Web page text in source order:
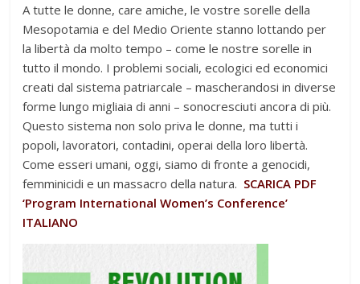
A tutte le donne, care amiche, le vostre sorelle della
Mesopotamia e del Medio Oriente stanno lottando per
la libertà da molto tempo – come le nostre sorelle in
tutto il mondo. I problemi sociali, ecologici ed economici
creati dal sistema patriarcale – mascherandosi in diverse
forme lungo migliaia di anni – sonocresciuti ancora di più.
Questo sistema non solo priva le donne, ma tutti i
popoli, lavoratori, contadini, operai della loro libertà.
Come esseri umani, oggi, siamo di fronte a genocidi,
femminicidi e un massacro della natura. SCARICA PDF
‘Program International Women’s Conference’
ITALIANO